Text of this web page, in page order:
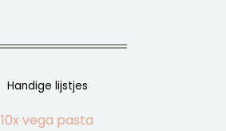
Handige lijstjes
10x vega pasta